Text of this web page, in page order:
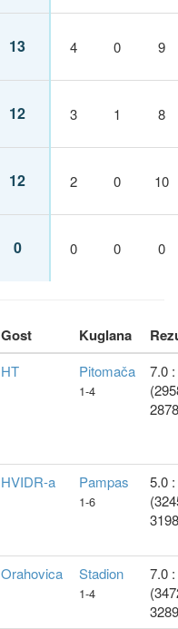
13 4 0 9
12 3 1 8
12 2 0 10
0 0 0 0
Gost Kuglana
HT Pitomača
1-4
7.0
HVIDR-a Pampas
1-6
5.0
Orahovica Stadion
1-4
7.0